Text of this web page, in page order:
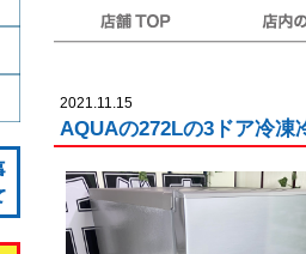
2021.11.15
AQUAの272Lの3ドア冷凍